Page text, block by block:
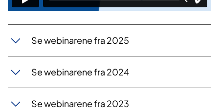
Se webinarene fra 2025
Se webinarene fra 2024
Se webinarene fra 2023